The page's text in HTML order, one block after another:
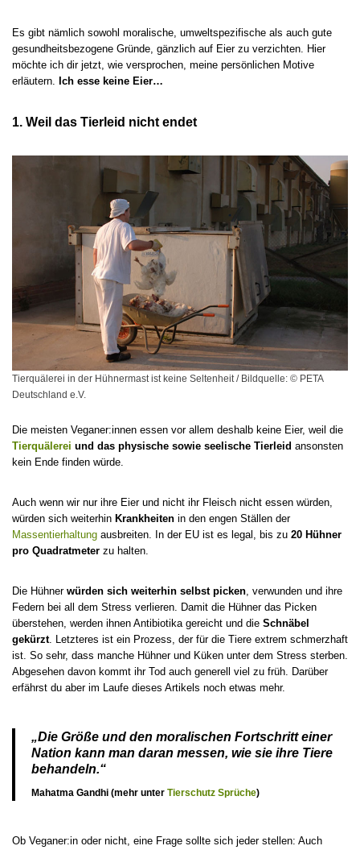
Es gibt nämlich sowohl moralische, umweltspezifische als auch gute
gesundheitsbezogene Gründe, gänzlich auf Eier zu verzichten. Hier
möchte ich dir jetzt, wie versprochen, meine persönlichen Motive
erläutern. Ich esse keine Eier…
1. Weil das Tierleid nicht endet
Tierquälerei in der Hühnermast ist keine Seltenheit / Bildquelle: © PETA
Deutschland e.V.
Die meisten Veganer:innen essen vor allem deshalb keine Eier, weil die
Tierquälerei und das physische sowie seelische Tierleid ansonsten
kein Ende finden würde.
Auch wenn wir nur ihre Eier und nicht ihr Fleisch nicht essen würden,
würden sich weiterhin Krankheiten in den engen Ställen der
Massentierhaltung ausbreiten. In der EU ist es legal, bis zu 20 Hühner
pro Quadratmeter zu halten.
Die Hühner würden sich weiterhin selbst picken, verwunden und ihre
Federn bei all dem Stress verlieren. Damit die Hühner das Picken
überstehen, werden ihnen Antibiotika gereicht und die Schnäbel
gekürzt. Letzteres ist ein Prozess, der für die Tiere extrem schmerzhaft
ist. So sehr, dass manche Hühner und Küken unter dem Stress sterben.
Abgesehen davon kommt ihr Tod auch generell viel zu früh. Darüber
erfährst du aber im Laufe dieses Artikels noch etwas mehr.
„Die Größe und den moralischen Fortschritt einer
Nation kann man daran messen, wie sie ihre Tiere
behandeln.“
Mahatma Gandhi (mehr unter Tierschutz Sprüche)
Ob Veganer:in oder nicht, eine Frage sollte sich jeder stellen: Auch